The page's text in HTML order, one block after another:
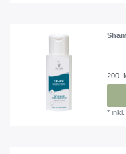
200
*inkl.